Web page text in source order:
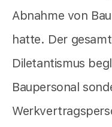
Abnahme von
hatte. Der
Diletantismus
Baupersonal